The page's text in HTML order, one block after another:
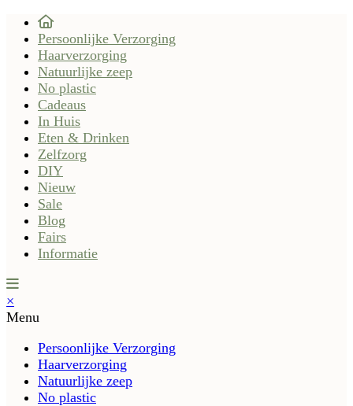
Persoonlijke Verzorging
Haarverzorging
Natuurlijke zeep
No plastic
Cadeaus
In Huis
Eten & Drinken
Zelfzorg
DIY
Nieuw
Sale
Blog
Fairs
Informatie
×
Menu
Persoonlijke Verzorging
Haarverzorging
Natuurlijke zeep
No plastic